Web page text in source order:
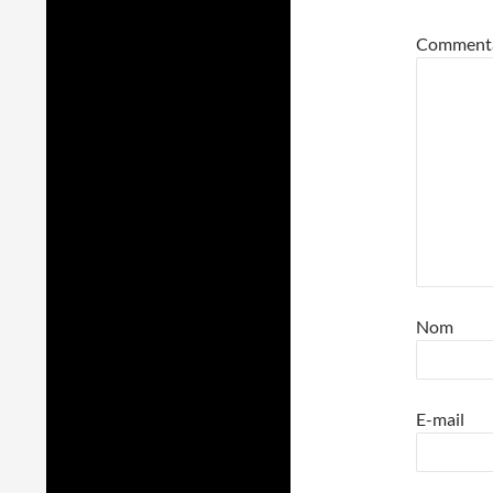
Nom
E-mail